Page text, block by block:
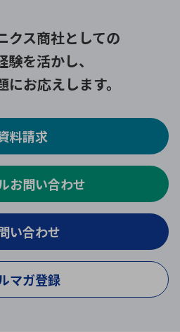
クス商社としての
験を活かし、
にお応えします。
料請求
お問い合わせ
い合わせ
マガ登録